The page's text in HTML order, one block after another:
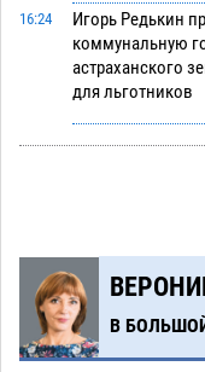
16:24
Игорь Редькин
коммунальную
астраханского
для льготников
Тяга к
астраханской
14:44
Астраханские
стойки на
14:09
С 11 августа
В